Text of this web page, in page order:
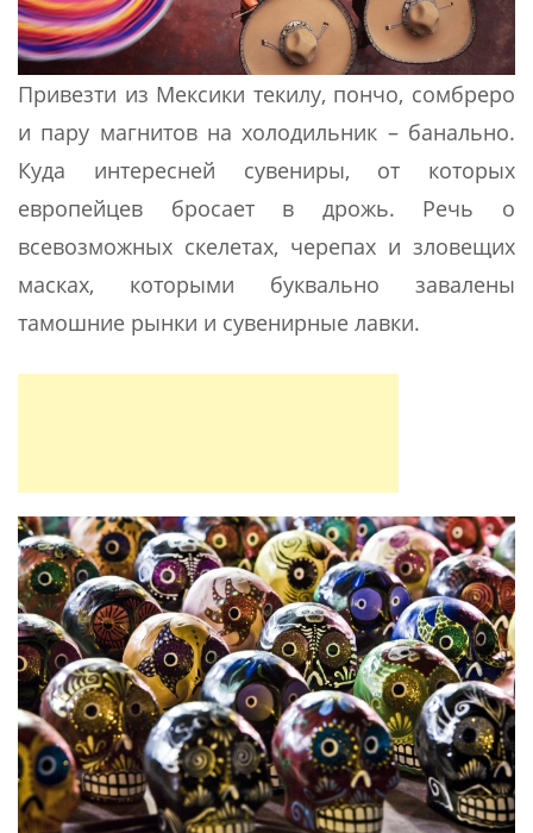
Привезти из Мексики текилу, пончо, сомбреро
и пару магнитов на холодильник – банально.
Куда интересней сувениры, от которых
европейцев бросает в дрожь. Речь о
всевозможных скелетах, черепах и зловещих
масках, которыми буквально завалены
тамошние рынки и сувенирные лавки.